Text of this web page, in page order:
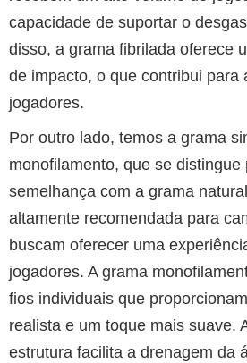
capacidade de suportar o
disso, a grama fibrilada oferece
de impacto, o que contribui para
jogadores.
Por outro lado, temos a grama
monofilamento, que se distingue
semelhança com a grama
altamente recomendada para
buscam oferecer uma
jogadores. A grama
fios individuais que
realista e um toque mais suave.
estrutura facilita a drenagem da